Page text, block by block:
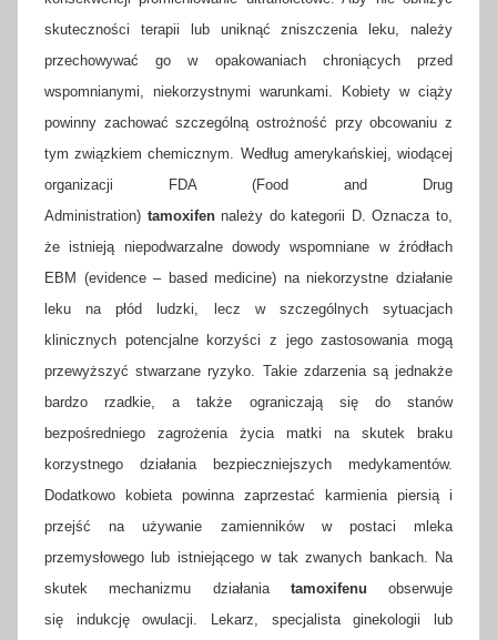
skuteczności terapii lub uniknąć zniszczenia leku, należy
przechowywać go w opakowaniach chroniących przed
wspomnianymi, niekorzystnymi warunkami. Kobiety w ciąży
powinny zachować szczególną ostrożność przy obcowaniu z
tym związkiem chemicznym. Według amerykańskiej, wiodącej
organizacji FDA (Food and Drug
Administration) tamoxifennależy do kategorii D. Oznacza to,
że istnieją niepodwarzalne dowody wspomniane w źródłach
EBM (evidence – based medicine) na niekorzystne działanie
leku na płód ludzki, lecz w szczególnych sytuacjach
klinicznych potencjalne korzyści z jego zastosowania mogą
przewyższyć stwarzane ryzyko. Takie zdarzenia są jednakże
bardzo rzadkie, a także ograniczają się do stanów
bezpośredniego zagrożenia życia matki na skutek braku
korzystnego działania bezpieczniejszych medykamentów.
Dodatkowo kobieta powinna zaprzestać karmienia piersią i
przejść na używanie zamienników w postaci mleka
przemysłowego lub istniejącego w tak zwanych bankach. Na
skutek mechanizmu działania tamoxifenu obserwuje
się indukcję owulacji. Lekarz, specjalista ginekologii lub